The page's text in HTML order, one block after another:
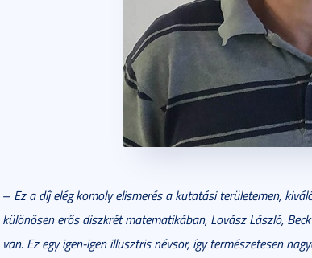
– Ez a díj elég komoly elismerés a kutatási területemen,
különösen erős diszkrét matematikában, Lovász László,
van. Ez egy igen-igen illusztris névsor, így természetesen